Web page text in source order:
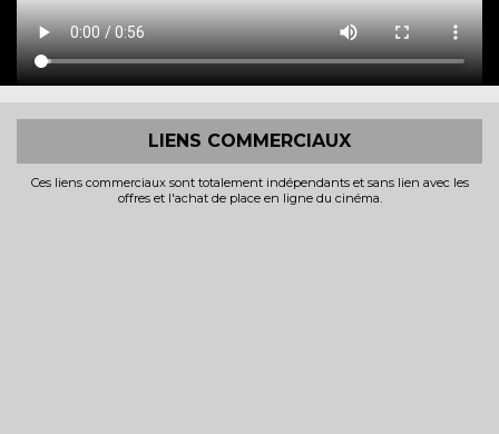
LIENS COMMERCIAUX
Ces liens commerciaux sont totalement indépendants et sans lien avec les
offres et l'achat de place en ligne du cinéma.